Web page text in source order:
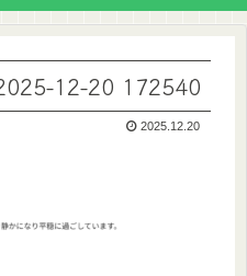
12-20 172540
2025.12.20